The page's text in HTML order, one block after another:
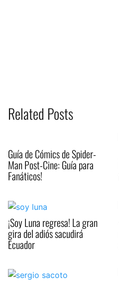
Related Posts
Guía de Cómics de Spider-
Man Post-Cine: Guía para
Fanáticos!
¡Soy Luna regresa! La gran
gira del adiós sacudirá
Ecuador